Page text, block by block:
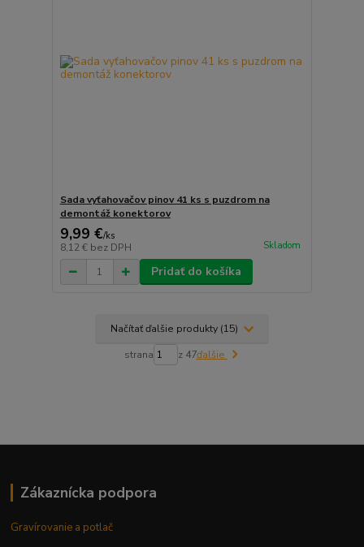
Sada vyťahovačov pinov 41 ks s puzdrom na
demontáž konektorov
9,99 €/ks
8,12 € bez DPH Skladom
Pridať do košíka
Načítať ďalšie produkty (15)
strana z 47ďalšie
Zákaznícka podpora
Gravírovanie a potlač